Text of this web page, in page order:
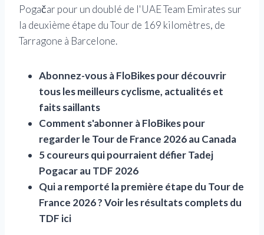
Pogačar pour un doublé de l'UAE Team Emirates sur
la deuxième étape du Tour de 169 kilomètres, de
Tarragone à Barcelone.
Abonnez-vous à FloBikes pour découvrir
tous les meilleurs cyclisme, actualités et
faits saillants
Comment s'abonner à FloBikes pour
regarder le Tour de France 2026 au Canada
5 coureurs qui pourraient défier Tadej
Pogacar au TDF 2026
Qui a remporté la première étape du Tour de
France 2026 ? Voir les résultats complets du
TDF ici